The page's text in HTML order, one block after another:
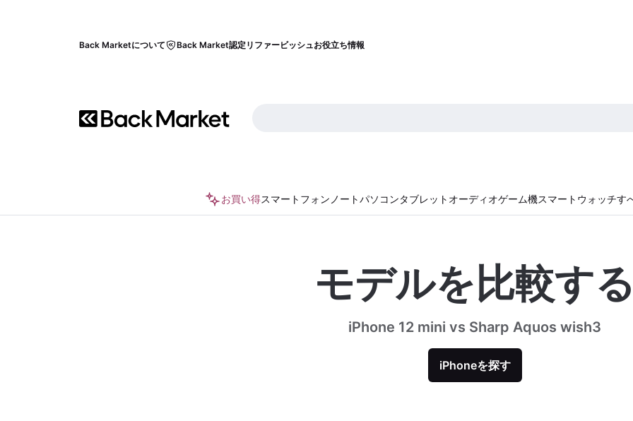
Back Marketについて Back Market認定リファービッシュお役立ち情報
お買い得スマートフォン ノートパソコンタブレット オーディオゲーム機スマートウォッチす
モデルを比較す
iPhone 12 mini vs Sharp Aquos wish3
iPhoneを探す